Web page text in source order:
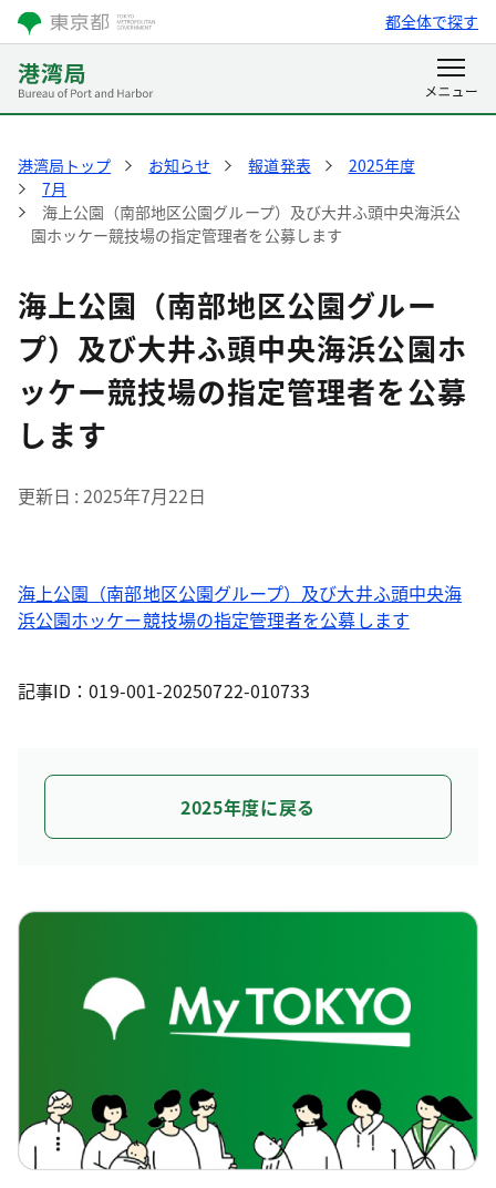
都全体で探す
港湾局トップ お知らせ 報道発表
2025年度
7月
海上公園（南部地区公園グループ）及び大井ふ頭中央海浜公
園ホッケー競技場の指定管理者を公募します
海上公園（南部地区公園グルー
プ）及び大井ふ頭中央海浜公園ホ
ッケー競技場の指定管理者を公募
します
更新日 2025年7月22日
海上公園（南部地区公園グループ）及び大井ふ頭中央海
浜公園ホッケー競技場の指定管理者を公募します
記事ID：019-001-20250722-010733
2025年度に戻る